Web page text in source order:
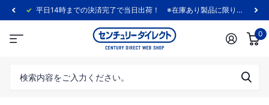
平日14時までの決済完了で当日出荷！ ※在庫あり製品に限ります。
0